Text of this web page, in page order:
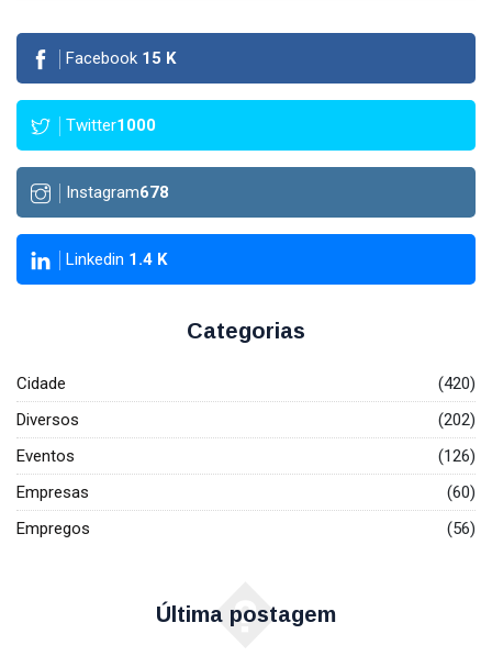
Facebook 15 K
Twitter1000
Instagram678
Linkedin 1.4 K
Categorias
Cidade
(420)
Diversos
(202)
Eventos
(126)
Empresas
(60)
Empregos
(56)
Última postagem
�